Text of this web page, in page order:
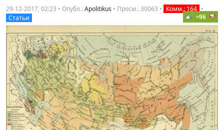
29-12-2017, 02:23 • Опубл.:Apolitikus • Просм.: 30063 • Комм.: 164 •
Статьи
+96